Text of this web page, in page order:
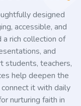
designed
accessible, and
a rich collection of
and
students, teachers,
help deepen the
it with daily
nurturing faith in